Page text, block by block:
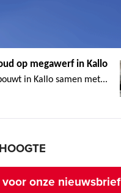
op megawerf in Kallo
in Kallo samen met...
onze nieuwsbrief